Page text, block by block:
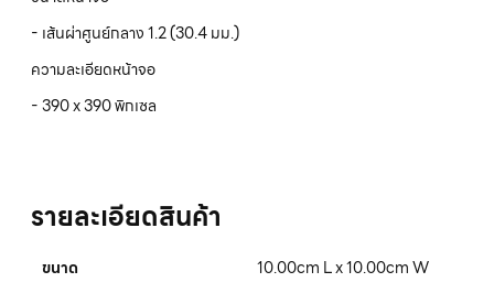
- เส้นผ่าศูนย์กลาง 1.2 (30.4 มม.)
ความละเอียดหน้าจอ
- 390 x 390 พิกเซล
รายละเอียดสินค้า
ขนาด
10.00cm L x 10.00cm W